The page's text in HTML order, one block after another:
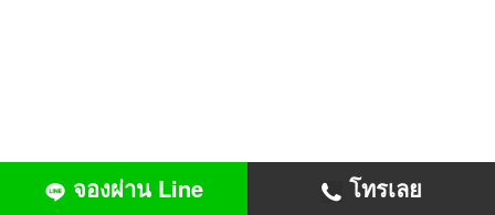
จองผ่าน Line โทรเลย